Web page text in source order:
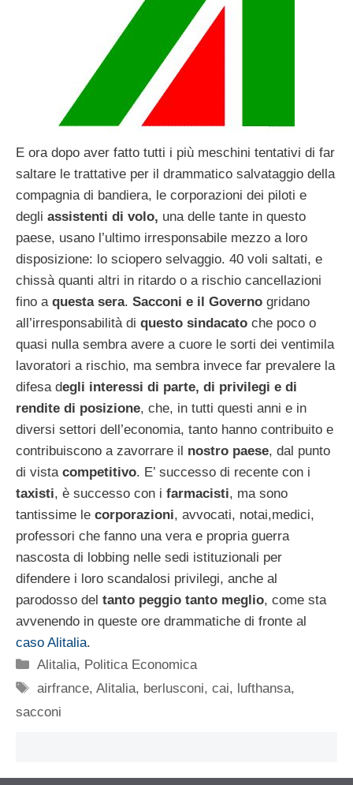
E ora dopo aver fatto tutti i più meschini tentativi di far
saltare le trattative per il drammatico salvataggio della
compagnia di bandiera, le corporazioni dei piloti e
degli assistenti di volo, una delle tante in questo
paese, usano l’ultimo irresponsabile mezzo a loro
disposizione: lo sciopero selvaggio. 40 voli saltati, e
chissà quanti altri in ritardo o a rischio cancellazioni
fino a questa sera. Sacconi e il Governo gridano
all’irresponsabilità di questo sindacato che poco o
quasi nulla sembra avere a cuore le sorti dei ventimila
lavoratori a rischio, ma sembra invece far prevalere la
difesa degli interessi di parte, di privilegi e di
rendite di posizione, che, in tutti questi anni e in
diversi settori dell’economia, tanto hanno contribuito e
contribuiscono a zavorrare il nostro paese, dal punto
di vista competitivo. E’ successo di recente con i
taxisti, è successo con i farmacisti, ma sono
tantissime le corporazioni, avvocati, notai,medici,
professori che fanno una vera e propria guerra
nascosta di lobbing nelle sedi istituzionali per
difendere i loro scandalosi privilegi, anche al
parodosso del tanto peggio tanto meglio, come sta
avvenendo in queste ore drammatiche di fronte al
caso Alitalia.
Categorie
Alitalia, Politica Economica
Tag
airfrance,Alitalia, berlusconi,cai, lufthansa,
sacconi